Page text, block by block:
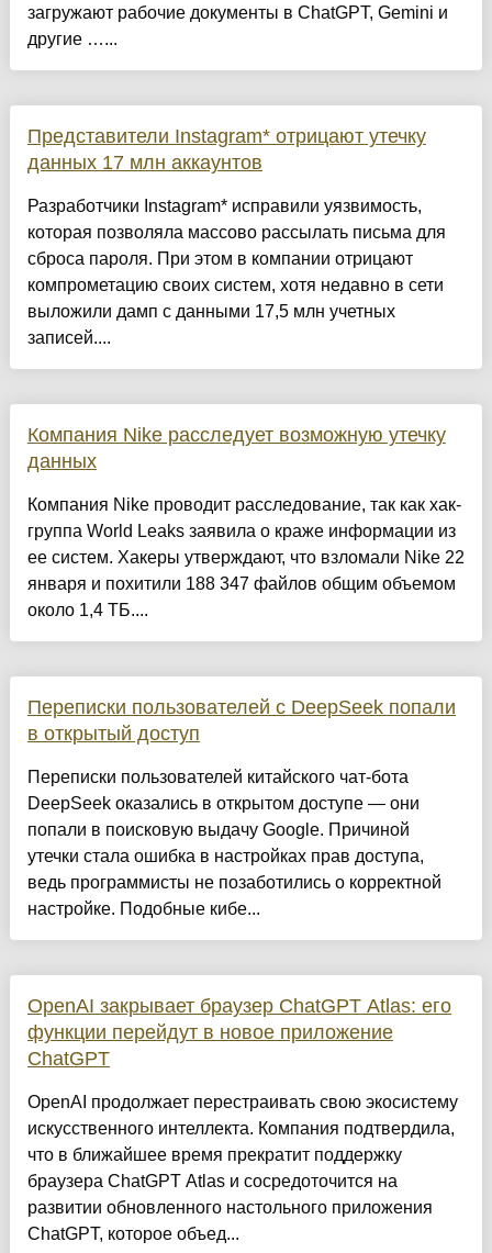
загружают рабочие документы в ChatGPT, Gemini и
другие …...
Представители Instagram* отрицают утечку
данных 17 млн аккаунтов
Разработчики Instagram* исправили уязвимость,
которая позволяла массово рассылать письма для
сброса пароля. При этом в компании отрицают
компрометацию своих систем, хотя недавно в сети
выложили дамп с данными 17,5 млн учетных
записей....
Компания Nike расследует возможную утечку
данных
Компания Nike проводит расследование, так как хак-
группа World Leaks заявила о краже информации из
ее систем. Хакеры утверждают, что взломали Nike 22
января и похитили 188 347 файлов общим объемом
около 1,4 ТБ....
Переписки пользователей с DeepSeek попали
в открытый доступ
Переписки пользователей китайского чат-бота
DeepSeek оказались в открытом доступе — они
попали в поисковую выдачу Google. Причиной
утечки стала ошибка в настройках прав доступа,
ведь программисты не позаботились о корректной
настройке. Подобные кибе...
OpenAI закрывает браузер ChatGPT Atlas: его
функции перейдут в новое приложение
ChatGPT
OpenAI продолжает перестраивать свою экосистему
искусственного интеллекта. Компания подтвердила,
что в ближайшее время прекратит поддержку
браузера ChatGPT Atlas и сосредоточится на
развитии обновленного настольного приложения
ChatGPT, которое объед...